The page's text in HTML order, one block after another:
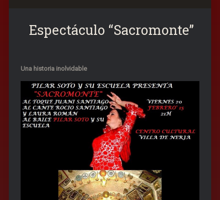
Espectáculo “Sacromonte”
Una historia inolvidable